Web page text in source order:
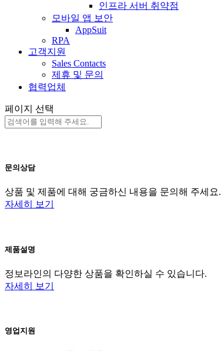
인프라 서버 취약점
모바일 앱 보안
AppSuit
RPA
고객지원
Sales Contacts
제휴 및 문의
협력업체
페이지 선택
문의상담
상품 및 제품에 대해 궁금하신 내용을 문의해 주세요.
자세히 보기
제품설명
정보라인의 다양한 상품을 확인하실 수 있습니다.
자세히 보기
영업지원